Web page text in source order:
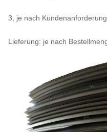
3, je nach Kundenanforderung
Lieferung: je nach